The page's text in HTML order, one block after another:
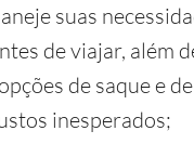
suas
de viajar, além
de saque e
inesperados;